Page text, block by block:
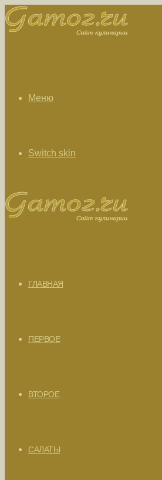
Меню
Switch skin
ГЛАВНАЯ
ПЕРВОЕ
ВТОРОЕ
САЛАТЫ